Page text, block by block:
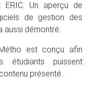
Un aperçu de
de gestion des
aussi démontré.
est conçu afin
étudiants puissent
présenté.